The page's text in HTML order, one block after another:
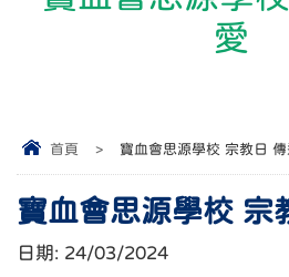
愛
首頁 > 寶血會思源學校 宗教日 傳
寶血會思源學校 宗
日期: 24/03/2024